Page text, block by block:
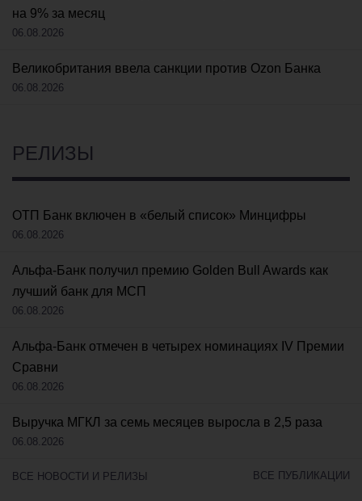
на 9% за месяц
06.08.2026
Великобритания ввела санкции против Ozon Банка
06.08.2026
РЕЛИЗЫ
ОТП Банк включен в «белый список» Минцифры
06.08.2026
Альфа-Банк получил премию Golden Bull Awards как
лучший банк для МСП
06.08.2026
Альфа-Банк отмечен в четырех номинациях IV Премии
Сравни
06.08.2026
Выручка МГКЛ за семь месяцев выросла в 2,5 раза
06.08.2026
ВСЕ НОВОСТИ И РЕЛИЗЫ ВСЕ ПУБЛИКАЦИИ